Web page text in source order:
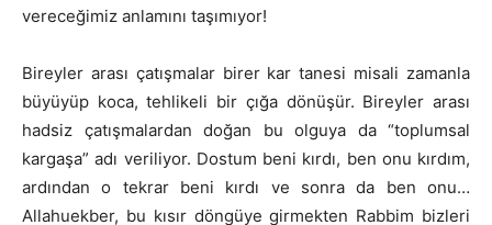
vereceğimiz anlamını taşımıyor!
Bireyler arası çatışmalar birer kar tanesi misali zamanla
büyüyüp koca, tehlikeli bir çığa dönüşür. Bireyler arası
hadsiz çatışmalardan doğan bu olguya da “toplumsal
kargaşa” adı veriliyor. Dostum beni kırdı, ben onu kırdım,
ardından o tekrar beni kırdı ve sonra da ben onu…
Allahuekber, bu kısır döngüye girmekten Rabbim bizleri